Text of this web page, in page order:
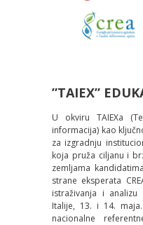
”TAIEX”
U okviru TAIEXa
informacija) kao
za izgradnju
koja pruža ciljanu i
zemljama
strane eksperata
istraživanja i
Italije, 13. i 14.
nacionalne